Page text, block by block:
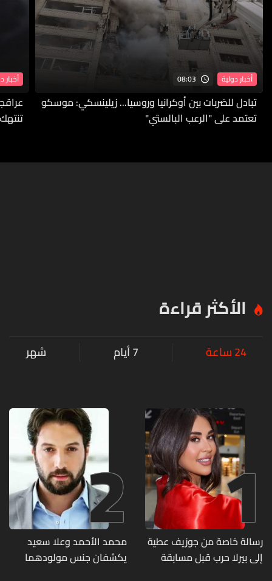
أخبار دولية 08:03
تبادل للضربات بين أوكرانيا وروسيا... زيلينسكي: موسكو
تعتمد على "الرعب البالستي"
أخبار
الأكثر قراءة
24 ساعة 7 أيام شهر
1
رسالة خاصة من جوزيف عطية
إلى بيرلا حرب قبل مسابقة
2
محمد الأحمد وعلا سعيد
يكشفان جنس مولودهما